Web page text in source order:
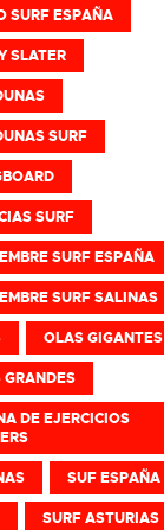
SURF ESPAÑA
SLATER
SURF
SURF
SURF ESPAÑA
SURF SALINAS
OLAS GIGANTES
GRANDES
DE EJERCICIOS
SUF ESPAÑA
SURF ASTURIAS